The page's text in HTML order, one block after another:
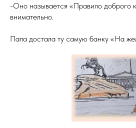
-Оно называется «Правило доброго
внимательно.
Папа достала ту самую банку «На